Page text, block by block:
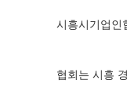
시흥시기업인
협회는 시흥